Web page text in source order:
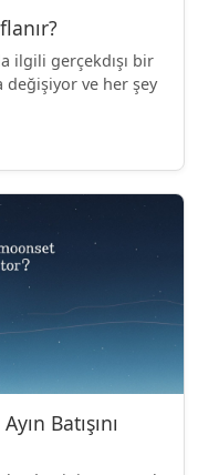
ilgili gerçekdışı bir
değişiyor ve her şey
Batışını